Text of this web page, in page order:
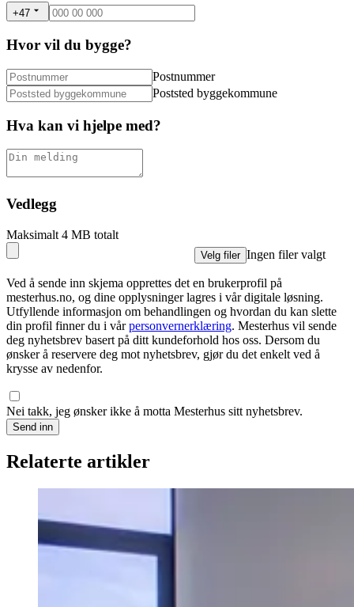
+47
Hvor vil du bygge?
Postnummer
Poststed byggekommune
Hva kan vi hjelpe med?
Vedlegg
Maksimalt 4 MB totalt
Velg filer Ingen filer valgt
Ved å sende inn skjema opprettes det en brukerprofil på
mesterhus.no, og dine opplysninger lagres i vår digitale løsning.
Utfyllende informasjon om behandlingen og hvordan du kan slette
din profil finner du i vår personvernerklæring. Mesterhus vil sende
deg nyhetsbrev basert på ditt kundeforhold hos oss. Dersom du
ønsker å reservere deg mot nyhetsbrev, gjør du det enkelt ved å
krysse av nedenfor.
Nei takk, jeg ønsker ikke å motta Mesterhus sitt nyhetsbrev.
Send inn
Relaterte artikler